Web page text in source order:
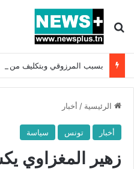
بحث عن
الرئيسية / أخبار
أخبار تونس سياسة
زهير المغزاوي